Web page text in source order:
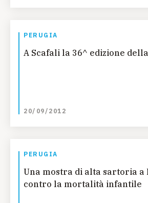
PERUGIA
A Scafali la 36^ edizione
20/09/2012
PERUGIA
Una mostra di alta sartoria a
contro la mortalità infantile